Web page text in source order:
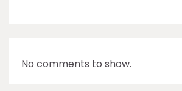
No comments to show.